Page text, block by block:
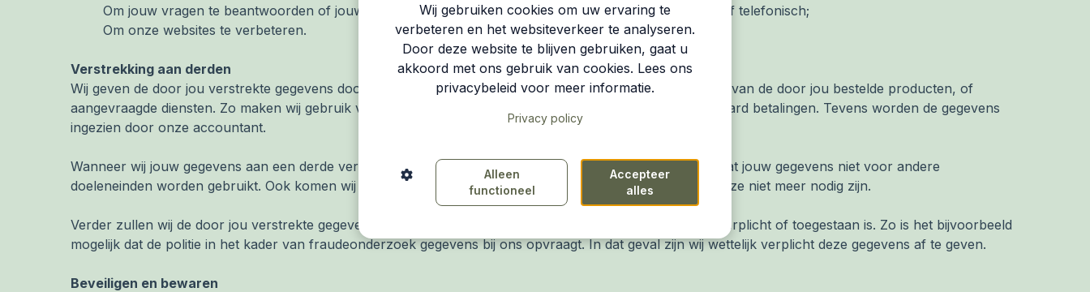
Om jouw vragen te beantwoorden of jouw klachten te behandelen via social media, e-mail, per post of telefonisch;
Om onze websites te verbeteren.
Verstrekking aan derden
Wij geven de door jou verstrekte gegevens door aan derde partijen, als dat noodzakelijk is voor de levering van de door jou bestelde producten, of
aangevraagde diensten. Zo maken wij gebruik van een derde partij voor de afhandeling van iDeal of creditcard betalingen. Tevens worden de gegevens
ingezien door onze accountant.
Wanneer wij jouw gegevens aan een derde verstrekken, zorgen wij er o.a. (met een overeenkomst) voor dat jouw gegevens niet voor andere
doeleneinden worden gebruikt. Ook komen wij hierin overeen dat jouw gegevens worden verwijderd zodra ze niet meer nodig zijn.
Verder zullen wij de door jou verstrekte gegevens niet aan andere partijen verstrekken, tenzij dit wettelijk verplicht of toegestaan is. Zo is het bijvoorbeeld
mogelijk dat de politie in het kader van fraudeonderzoek gegevens bij ons opvraagt. In dat geval zijn wij wettelijk verplicht deze gegevens af te geven.
Beveiligen en bewaren
Wij gebruiken cookies om uw ervaring te
verbeteren en het websiteverkeer te analyseren.
Door deze website te blijven gebruiken, gaat u
akkoord met ons gebruik van cookies. Lees ons
privacybeleid voor meer informatie.
Privacy policy
Alleen
functioneel
Accepteer
alles